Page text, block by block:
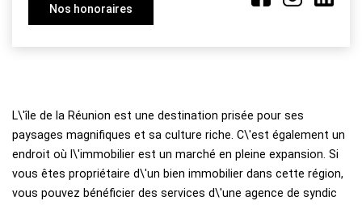
Nos honoraires
L\'île de la Réunion est une destination prisée pour ses
paysages magnifiques et sa culture riche. C\'est également un
endroit où l\'immobilier est un marché en pleine expansion. Si
vous êtes propriétaire d\'un bien immobilier dans cette région,
vous pouvez bénéficier des services d\'une agence de syndic